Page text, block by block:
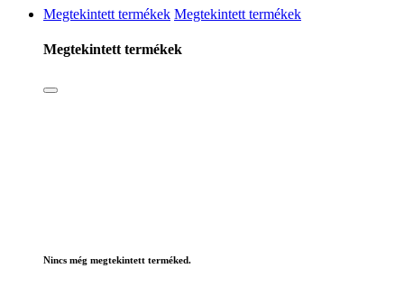
Megtekintett termékek Megtekintett termékek
Megtekintett termékek
Nincs még megtekintett terméked.